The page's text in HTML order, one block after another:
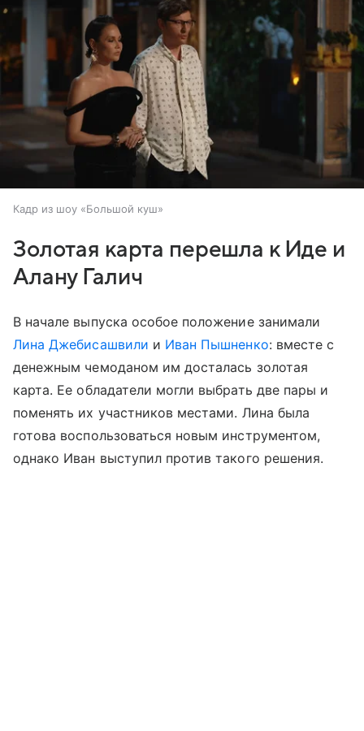
Кадр из шоу «Большой куш»
Золотая карта перешла к Иде и
Алану Галич
В начале выпуска особое положение занимали
Лина Джебисашвили и Иван Пышненко: вместе с
денежным чемоданом им досталась золотая
карта. Ее обладатели могли выбрать две пары и
поменять их участников местами. Лина была
готова воспользоваться новым инструментом,
однако Иван выступил против такого решения.